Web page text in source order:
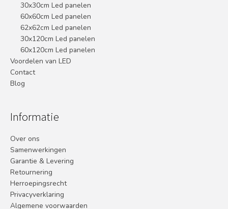
30x30cm Led panelen
60x60cm Led panelen
62x62cm Led panelen
30x120cm Led panelen
60x120cm Led panelen
Voordelen van LED
Contact
Blog
Informatie
Over ons
Samenwerkingen
Garantie & Levering
Retournering
Herroepingsrecht
Privacyverklaring
Algemene voorwaarden